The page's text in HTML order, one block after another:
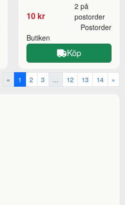
10 kr
2 på
postorder
Butiken
Postorder
Köp
« 1 2 3 ... 12 13 14 »